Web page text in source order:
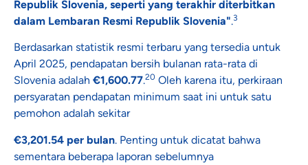
Republik Slovenia, seperti yang terakhir diterbitkan
dalam Lembaran Resmi Republik Slovenia".3
Berdasarkan statistik resmi terbaru yang tersedia untuk
April 2025, pendapatan bersih bulanan rata-rata di
Slovenia adalah €1,600.77.20 Oleh karena itu, perkiraan
persyaratan pendapatan minimum saat ini untuk satu
pemohon adalah sekitar
€3,201.54 per bulan. Penting untuk dicatat bahwa
sementara beberapa laporan sebelumnya